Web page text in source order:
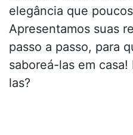
elegância que
Apresentamos suas
passo a passo, para
saboreá-las em
las?